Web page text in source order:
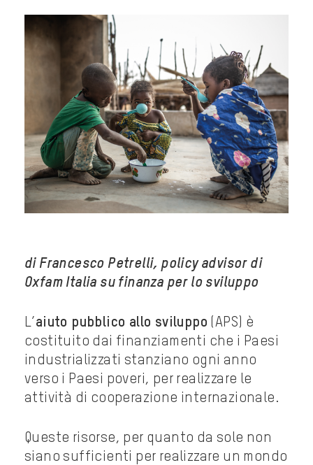
di Francesco Petrelli, policy advisor di
Oxfam Italia su finanza per lo sviluppo
L’ aiuto pubblico allo sviluppo (APS) è
costituito dai finanziamenti che i Paesi
industrializzati stanziano ogni anno
verso i Paesi poveri, per realizzare le
attività di cooperazione internazionale.
Queste risorse, per quanto da sole non
siano sufficienti per realizzare un mondo